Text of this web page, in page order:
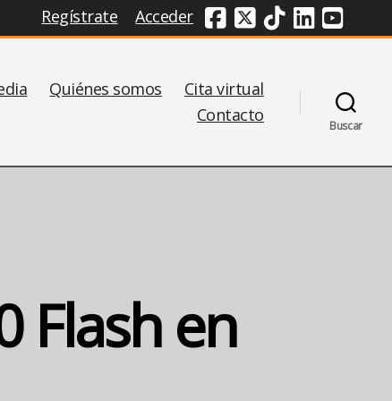
Regístrate Acceder Redes Sociales
Quiénes somos
Cita virtual
Contacto
Buscar
Flash en